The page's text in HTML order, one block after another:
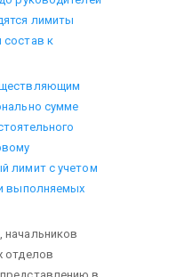
лимиты
состав к
сумме
лимит с учетом
выполняемых
начальников
отделов
в